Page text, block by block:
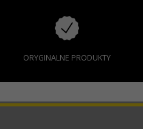
ORYGINALNE PRODUKTY